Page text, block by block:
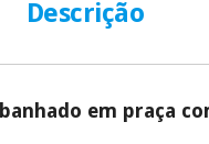
Descrição
em praça